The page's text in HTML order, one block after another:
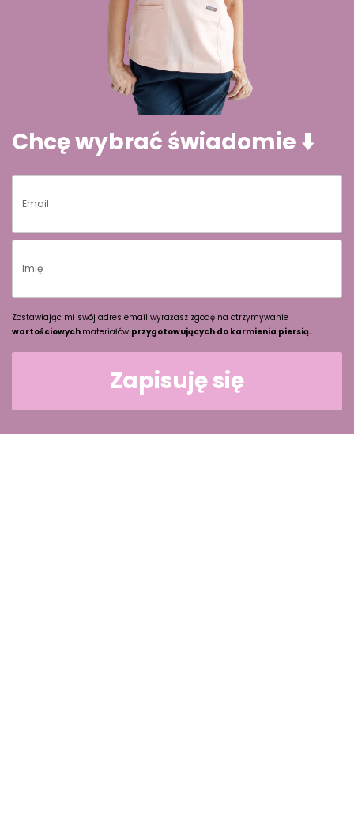
Chcę wybrać świadomie ⬇️
Zostawiając mi swój adres email wyrażasz zgodę na otrzymywanie
wartościowych materiałów przygotowujących do karmienia piersią.
Zapisuję się